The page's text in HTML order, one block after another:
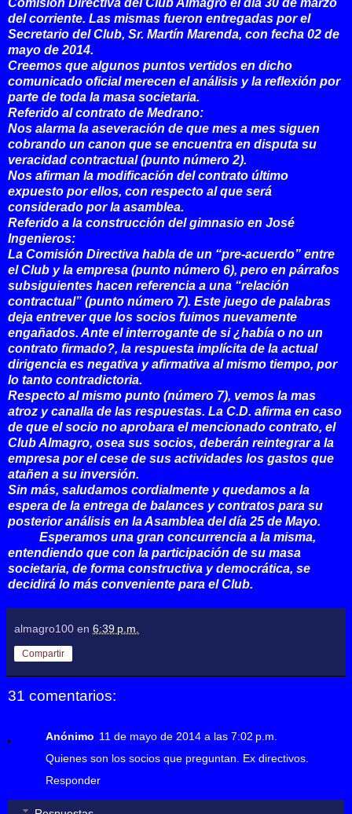
del corriente. Las mismas fueron entregadas por el
Secretario del Club, Sr. Martín Marenda, con fecha 02 de
mayo de 2014.
Creemos que algunos puntos vertidos en dicho
comunicado oficial merecen el análisis y la reflexión por
parte de toda la masa societaria.
Referido al contrato de Medrano:
Nos alarma la aseveración de que mes a mes siguen
cobrando un canon que se encuentra en disputa su
veracidad contractual (punto número 2).
Nos afirman la modificación del contrato último
expuesto por ellos, con respecto al que será
considerado por la asamblea.
Referido a la construcción del gimnasio en José
Ingenieros:
La Comisión Directiva habla de un “pre-acuerdo” entre
el Club y la empresa (punto número 6), pero en párrafos
subsiguientes hacen referencia a una “relación
contractual” (punto número 7). Este juego de palabras
deja entrever que los socios fuimos nuevamente
engañados. Ante el interrogante de si ¿había o no un
contrato firmado?, la respuesta implícita de la actual
dirigencia es negativa y afirmativa al mismo tiempo, por
lo tanto contradictoria.
Respecto al mismo punto (número 7), vemos la mas
atroz y canalla de las respuestas. La C.D. afirma en caso
de que el socio no aprobara el mencionado contrato, el
Club Almagro, osea sus socios, deberán reintegrar a la
empresa por el cese de sus actividades los gastos que
atañen a su inversión.
Sin más, saludamos cordialmente y quedamos a la
espera de la entrega de balances y contratos para su
posterior análisis en la Asamblea del día 25 de Mayo.
Esperamos una gran concurrencia a la misma,
entendiendo que con la participación de su masa
societaria, de forma constructiva y democrática, se
decidirá lo más conveniente para el Club.
almagro100 en 6:39 p.m.
Compartir
31 comentarios:
Anónimo 11 de mayo de 2014 a las 7:02 p.m.
Quienes son los socios que preguntan. Ex directivos.
Responder